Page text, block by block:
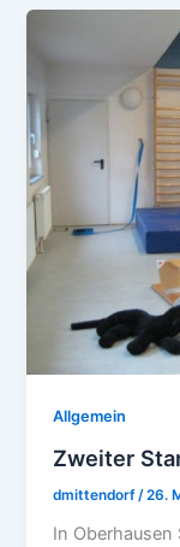
Allgemein
Zweiter
dmittendorf /26.
In